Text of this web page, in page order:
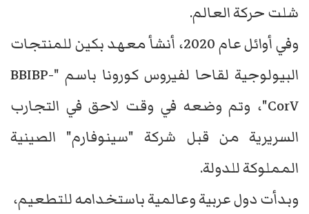
شلت حركة العالم.
وفي أوائل عام 2020، أنشأ معهد بكين للمنتجات
البيولوجية لقاحا لفيروس كورونا باسم "BBIBP-
CorV"، وتم وضعه في وقت لاحق في التجارب
السريرية من قبل شركة "سينوفارم" الصينية
المملوكة للدولة.
وبدأت دول عربية وعالمية باستخدامه للتطعيم،